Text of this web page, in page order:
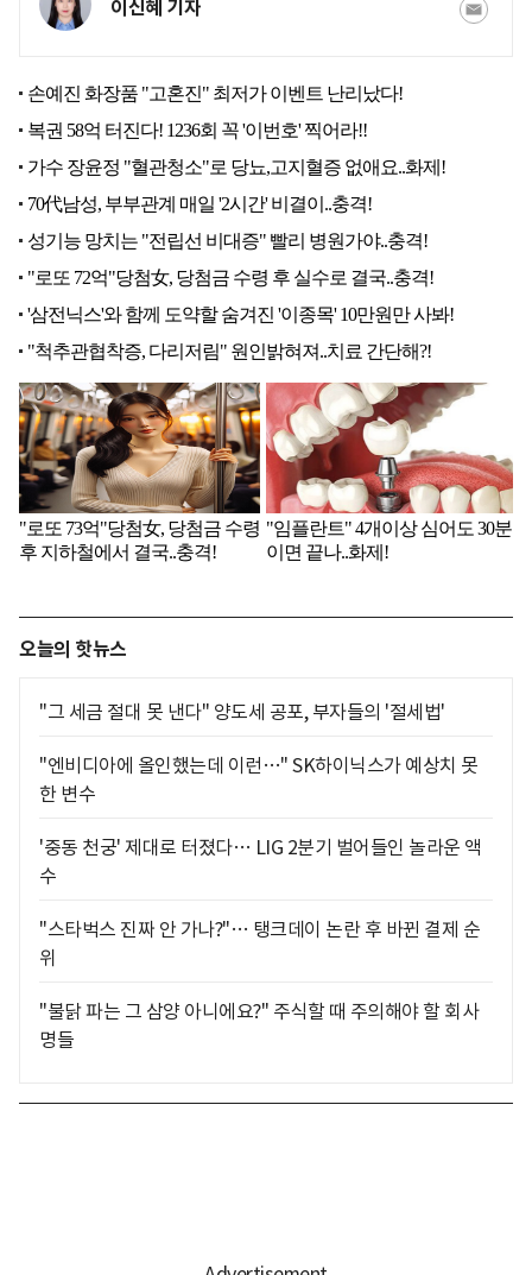
이신혜 기자
오늘의 핫뉴스
"그 세금 절대 못 낸다" 양도세 공포, 부자들의 '절세법'
"엔비디아에 올인했는데 이런…" SK하이닉스가 예상치 못
한 변수
'중동 천궁' 제대로 터졌다… LIG 2분기 벌어들인 놀라운 액
수
"스타벅스 진짜 안 가나?"… 탱크데이 논란 후 바뀐 결제 순
위
"불닭 파는 그 삼양 아니에요?" 주식할 때 주의해야 할 회사
명들